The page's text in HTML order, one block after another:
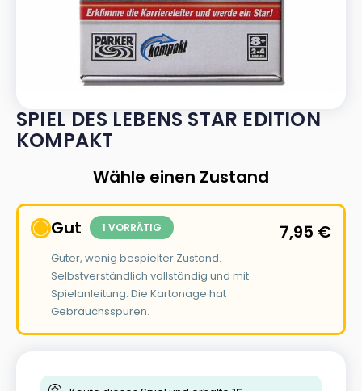
SPIEL DES LEBENS STAR EDITION
KOMPAKT
Wähle einen Zustand
Gut 1 VORRÄTIG
Guter, wenig bespielter Zustand.
Selbstverständlich vollständig und mit
Spielanleitung. Die Kartonage hat
Gebrauchsspuren.
7,95 €